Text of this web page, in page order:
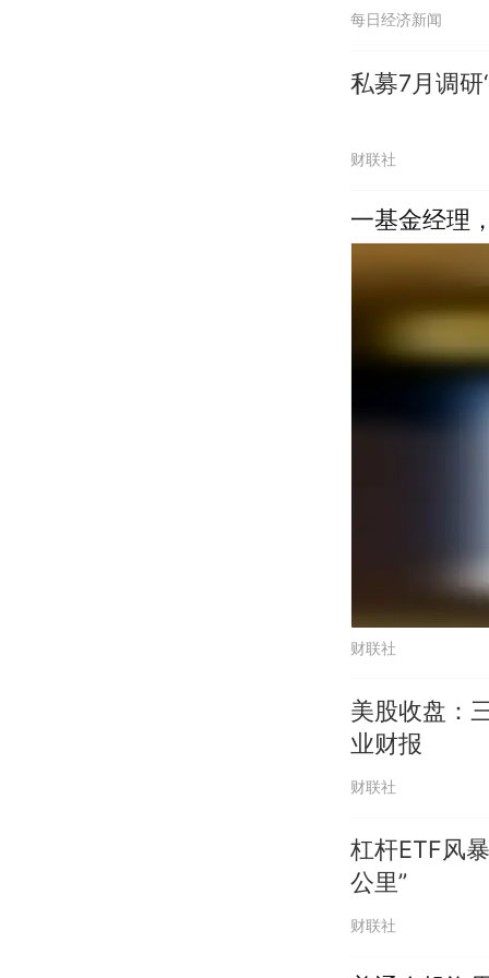
每日经济新闻
私募7月调
财联社
一基金经理
财联社
美股收盘：
业财报
财联社
杠杆ETF风
公里”
财联社